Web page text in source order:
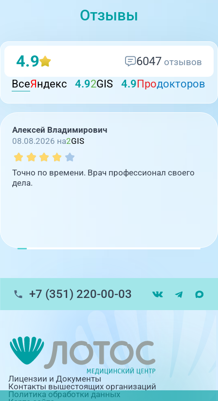
Отзывы
4.9 6047 отзывов
ВсеЯ ндекс 4.92GIS 4.9 Продокторов
Алексей Владимирович
08.08.2026 на2GIS
Точно по времени. Врач профессионал своего
дела.
+7 (351) 220-00-03
Лицензии и Документы
Контакты вышестоящих организаций
Политика обработки данных